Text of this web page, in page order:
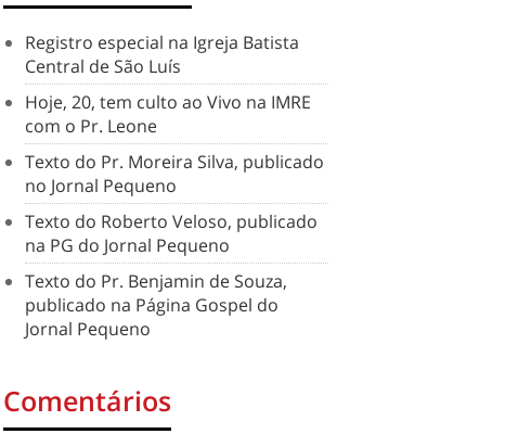
Registro especial na Igreja Batista
Central de São Luís
Hoje, 20, tem culto ao Vivo na IMRE
com o Pr. Leone
Texto do Pr. Moreira Silva, publicado
no Jornal Pequeno
Texto do Roberto Veloso, publicado
na PG do Jornal Pequeno
Texto do Pr. Benjamin de Souza,
publicado na Página Gospel do
Jornal Pequeno
Comentários